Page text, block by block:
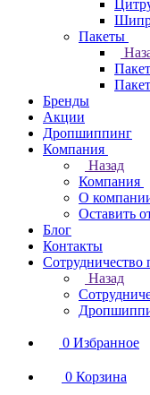
Пакеты
Пакет
Бренды
Акции
Дропшиппинг
Компания
Назад
Компания
О
Оставить
Блог
Контакты
Сотрудничество
Назад
0 Избранное
0 Корзина